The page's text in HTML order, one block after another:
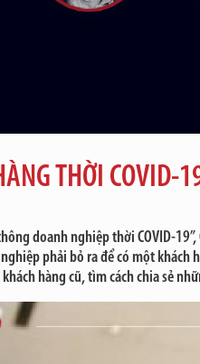
THỜI COVID-
doanh nghiệp thời COVID-
phải bỏ ra để có một
hàng cũ, tìm cách chia sẻ